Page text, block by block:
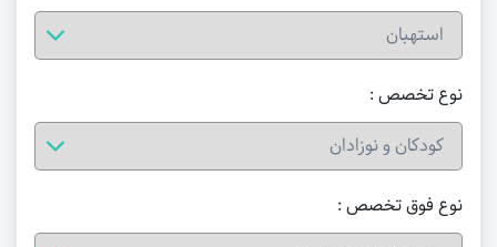
نوع تخصص :
نوع فوق تخصص :